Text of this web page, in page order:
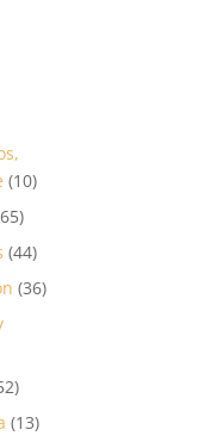
(10)
(44)
(36)
(13)